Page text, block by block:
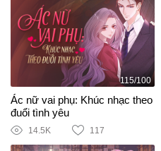
115/100
Ác nữ vai phụ: Khúc nhạc theo
đuổi tình yêu
14.5K 117